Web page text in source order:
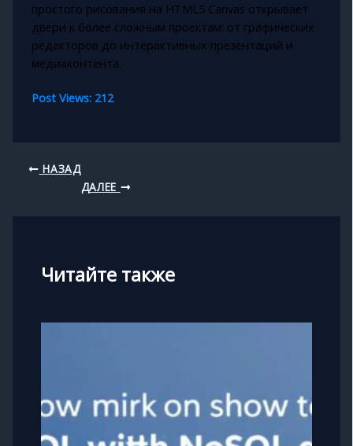
простого рисования на HTML5 Canvas открывает
двери к более сложным проектам: от графических
редакторов до интерактивных презентаций и
медиаконтента.
Post Views: 212
НАЗАД
ДАЛЕЕ
Читайте также